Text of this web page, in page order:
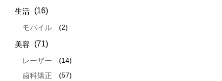
生活 (16)
モバイル (2)
美容 (71)
レーザー (14)
歯科矯正 (57)